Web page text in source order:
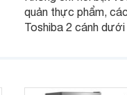
quản thực phẩm,
Toshiba 2 cánh